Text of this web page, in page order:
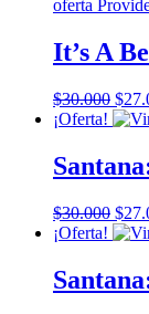
era:
It’s A
$30.000 El
$
¡Oferta!
$30.000 El
$
¡Oferta!